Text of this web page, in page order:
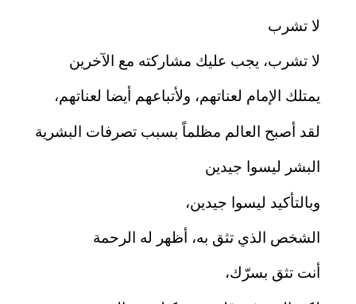
لا تشرب
لا تشرب، يجب عليك مشاركته مع الآخرين
يمتلك الإمام لعناتهم، ولأتباعهم أيضا لعناتهم،
لقد أصبح العالم مظلماً بسبب تصرفات البشرية
البشر ليسوا جيدين
وبالتأكيد ليسوا جيدين،
الشخص الذي تثق به، أظهر له الرحمة
أنت تثق بسرّك،